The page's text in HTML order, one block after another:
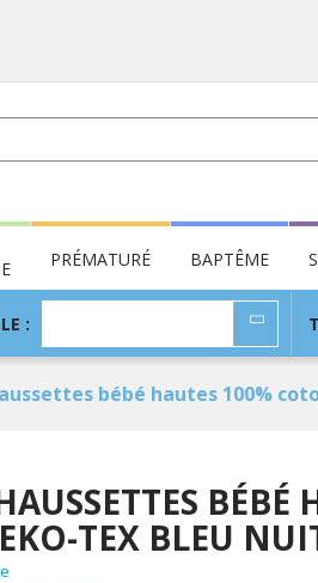
PRÉMATURÉ BAPTÊME
:
bébé hautes 100%
TEX BLEU